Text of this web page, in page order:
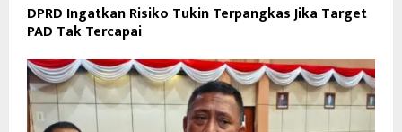
DPRD Ingatkan Risiko Tukin Terpangkas Jika Target
PAD Tak Tercapai